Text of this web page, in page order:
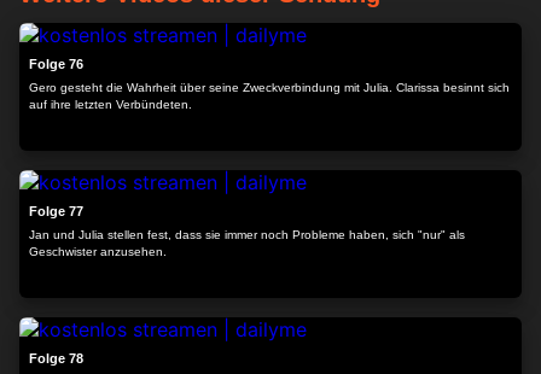
Folge 76
Gero gesteht die Wahrheit über seine Zweckverbindung mit Julia. Clarissa besinnt sich
auf ihre letzten Verbündeten.
Folge 77
Jan und Julia stellen fest, dass sie immer noch Probleme haben, sich "nur" als
Geschwister anzusehen.
Folge 78